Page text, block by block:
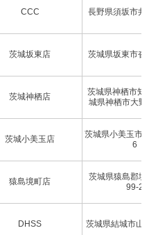
CCC 長野県須坂市井
茨城坂東店 茨城県坂東市沓
茨城神栖店
茨城県神栖市知
城県神栖市大
茨城小美玉店
茨城県小美玉市
6
猿島境町店
茨城県猿島郡
99-2
DHSS 茨城県結城市山